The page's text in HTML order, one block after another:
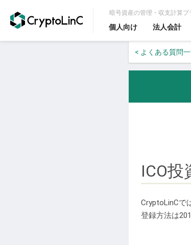
暗号資産の管理・収支計算プ
個人向け 法人会計
< よくある質問
*最
ICO
CryptoLinCで
登録方法は